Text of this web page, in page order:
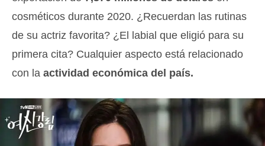
cosméticos durante 2020. ¿Recuerdan las rutinas
de su actriz favorita? ¿El labial que eligió para su
primera cita? Cualquier aspecto está relacionado
con la actividad económica del país.